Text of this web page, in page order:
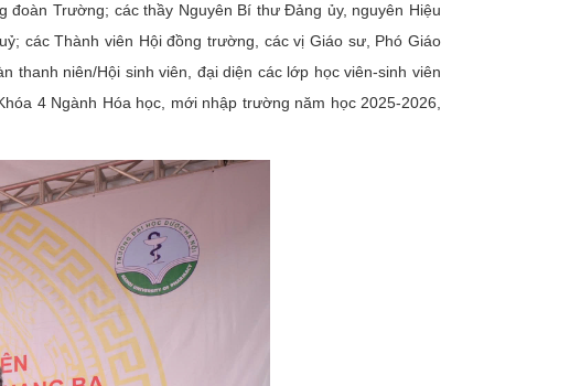
đoàn Trường; các thầy Nguyên Bí thư Đảng ủy, nguyên Hiệu
các Thành viên Hội đồng trường, các vị Giáo sư, Phó Giáo
thanh niên/Hội sinh viên, đại diện các lớp học viên-sinh viên
4 Ngành Hóa học, mới nhập trường năm học 2025-2026,